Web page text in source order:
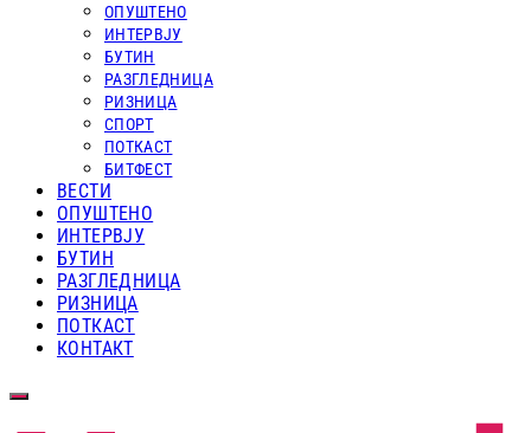
ОПУШТЕНО
ИНТЕРВЈУ
БУТИН
РАЗГЛЕДНИЦА
РИЗНИЦА
СПОРТ
ПОТКАСТ
БИТФЕСТ
ВЕСТИ
ОПУШТЕНО
ИНТЕРВЈУ
БУТИН
РАЗГЛЕДНИЦА
РИЗНИЦА
ПОТКАСТ
КОНТАКТ